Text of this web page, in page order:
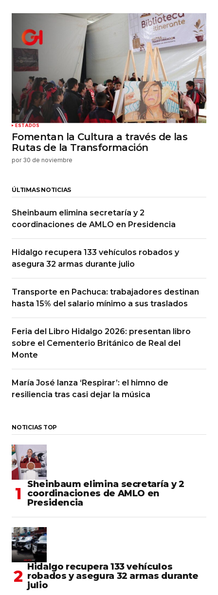
ESTADOS
Fomentan la Cultura a través de las
Rutas de la Transformación
por 30 de noviembre
ÚLTIMAS NOTICIAS
Sheinbaum elimina secretaría y 2
coordinaciones de AMLO en Presidencia
Hidalgo recupera 133 vehículos robados y
asegura 32 armas durante julio
Transporte en Pachuca: trabajadores destinan
hasta 15% del salario mínimo a sus traslados
Feria del Libro Hidalgo 2026: presentan libro
sobre el Cementerio Británico de Real del
Monte
María José lanza ‘Respirar’: el himno de
resiliencia tras casi dejar la música
NOTICIAS TOP
Sheinbaum elimina secretaría y 2
coordinaciones de AMLO en
Presidencia
Hidalgo recupera 133 vehículos
robados y asegura 32 armas durante
julio